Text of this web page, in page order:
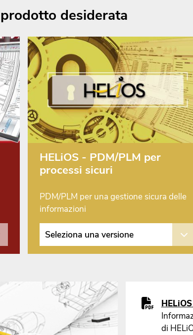
desiderata
HELiOS - PDM/PLM per
processi sicuri
PDM/PLM per una gestione sicura delle
informazioni
Seleziona una versione
di